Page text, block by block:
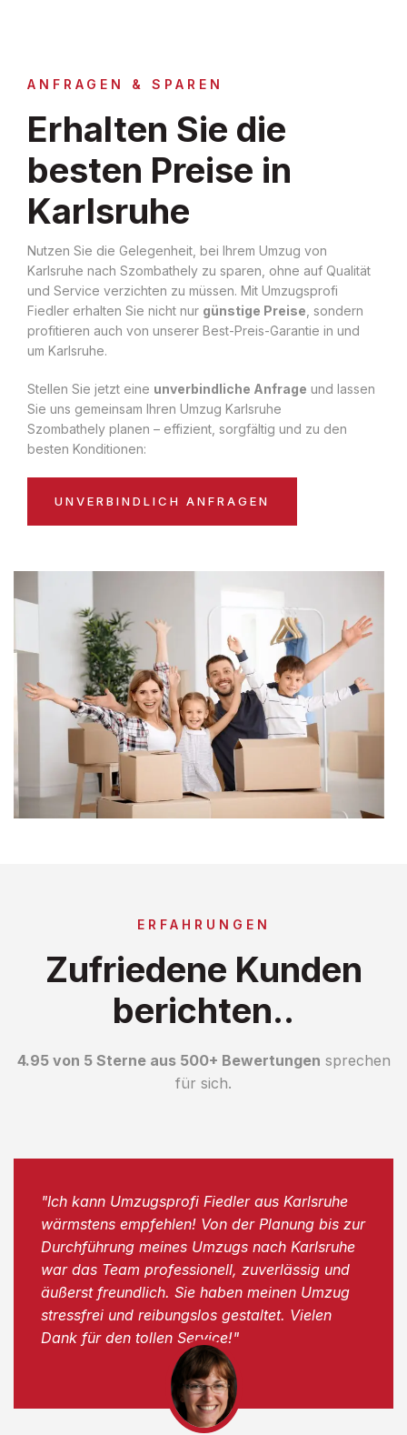
ANFRAGEN & SPAREN
Erhalten Sie die
besten Preise in
Karlsruhe
Nutzen Sie die Gelegenheit, bei Ihrem Umzug von
Karlsruhe nach Szombathely zu sparen, ohne auf Qualität
und Service verzichten zu müssen. Mit Umzugsprofi
Fiedler erhalten Sie nicht nur günstige Preise , sondern
profitieren auch von unserer Best-Preis-Garantie in und
um Karlsruhe.
Stellen Sie jetzt eine unverbindliche Anfrage und lassen
Sie uns gemeinsam Ihren Umzug Karlsruhe
Szombathely planen – effizient, sorgfältig und zu den
besten Konditionen:
UNVERBINDLICH ANFRAGEN
ERFAHRUNGEN
Zufriedene Kunden
berichten..
4.95 von 5 Sterne aus 500+ Bewertungen sprechen
für sich.
"Ich kann Umzugsprofi Fiedler aus Karlsruhe
wärmstens empfehlen! Von der Planung bis zur
Durchführung meines Umzugs nach Karlsruhe
war das Team professionell, zuverlässig und
äußerst freundlich. Sie haben meinen Umzug
stressfrei und reibungslos gestaltet. Vielen
Dank für den tollen Service!"